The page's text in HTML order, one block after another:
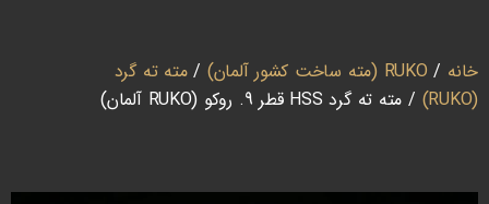
خانه / RUKO (مته ساخت کشور آلمان) /مته ته گرد
(RUKO)
/ مته ته گرد HSS قطر 9. روکو (RUKO آلمان)